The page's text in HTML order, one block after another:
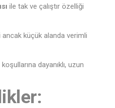
ile tak ve çalıştır özelliği
küçük alanda verimli
dayanıklı, uzun